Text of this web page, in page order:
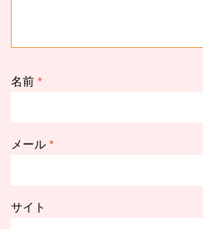
名前 *
メール *
サイト